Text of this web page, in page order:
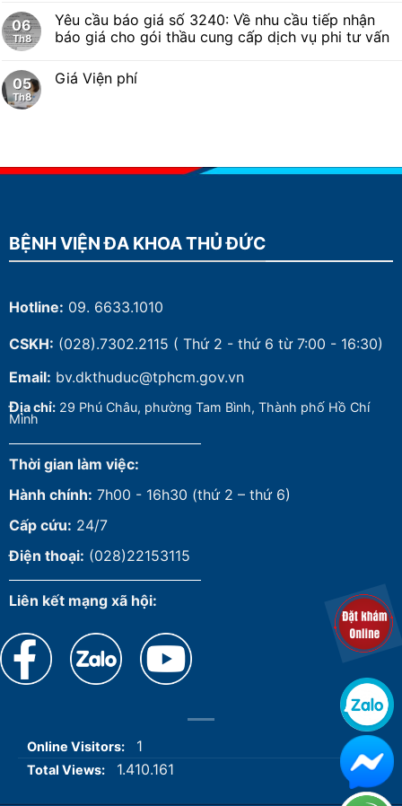
06
Th8
Yêu cầu báo giá số 3240: Về nhu cầu tiếp nhận
báo giá cho gói thầu cung cấp dịch vụ phi tư vấn
05
Th8
Giá Viện phí
BỆNH VIỆN ĐA KHOA THỦ ĐỨC
Hotline: 09. 6633.1010
CSKH: (028).7302.2115 ( Thứ 2 - thứ 6 từ 7:00 - 16:30)
Email: bv.dkthuduc@tphcm.gov.vn
Địa chỉ: 29 Phú Châu, phường Tam Bình, Thành phố Hồ Chí
Minh
Thời gian làm việc:
Hành chính: 7h00 - 16h30 (thứ 2 – thứ 6)
Cấp cứu: 24/7
Điện thoại: (028)22153115
Liên kết mạng xã hội:
Online Visitors: 1
Total Views: 1.410.161